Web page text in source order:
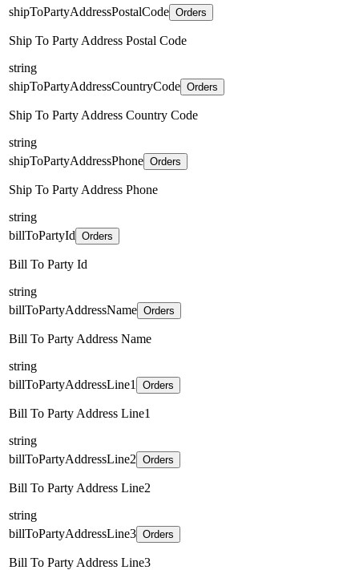
shipToPartyAddressPostalCode Orders
Ship To Party Address Postal Code
string
shipToPartyAddressCountryCode Orders
Ship To Party Address Country Code
string
shipToPartyAddressPhone Orders
Ship To Party Address Phone
string
billToPartyId Orders
Bill To Party Id
string
billToPartyAddressName Orders
Bill To Party Address Name
string
billToPartyAddressLine1
Orders
Bill To Party Address Line1
string
billToPartyAddressLine2 Orders
Bill To Party Address Line2
string
billToPartyAddressLine3 Orders
Bill To Party Address Line3